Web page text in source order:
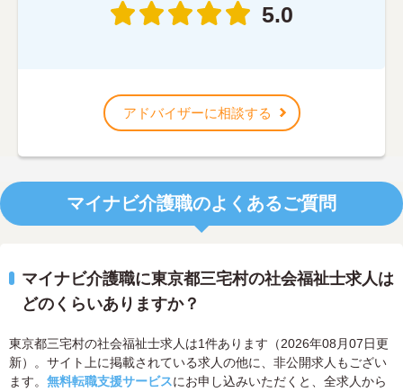
5.0
アドバイザーに相談する
マイナビ介護職のよくあるご質問
マイナビ介護職に東京都三宅村の社会福祉士求人は
どのくらいありますか？
東京都三宅村の社会福祉士求人は1件あります（2026年08月07日更
新）。サイト上に掲載されている求人の他に、非公開求人もござい
ます。 無料転職支援サービスにお申し込みいただくと、全求人から